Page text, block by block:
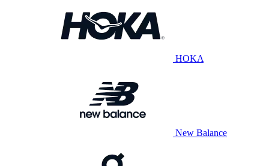
HOKA
New Balance